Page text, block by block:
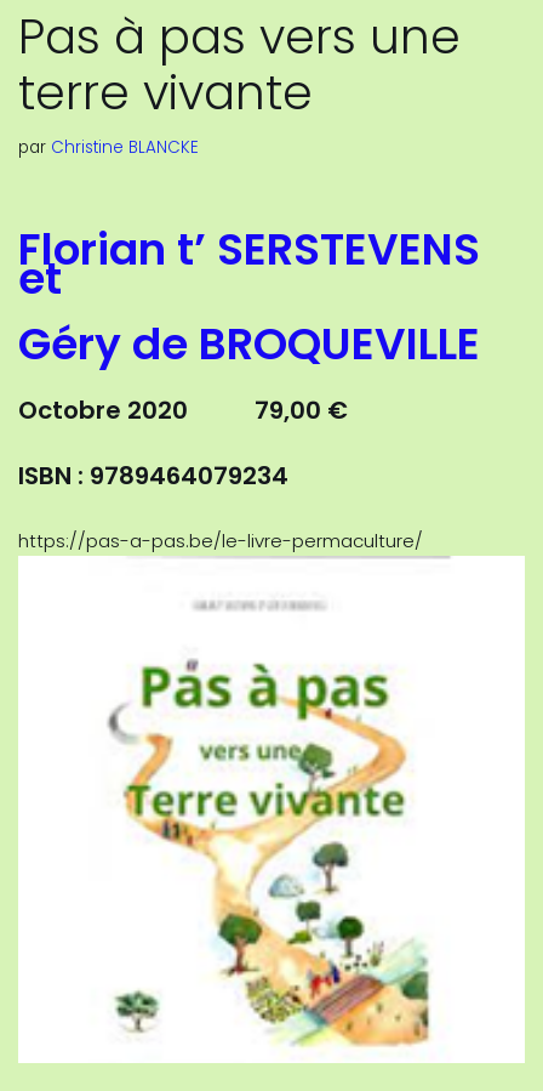
Pas à pas vers une
terre vivante
par Christine BLANCKE
Florian t’ SERSTEVENS
et
Géry de BROQUEVILLE
Octobre 2020 79,00 €
ISBN : 9789464079234
https://pas-a-pas.be/le-livre-permaculture/